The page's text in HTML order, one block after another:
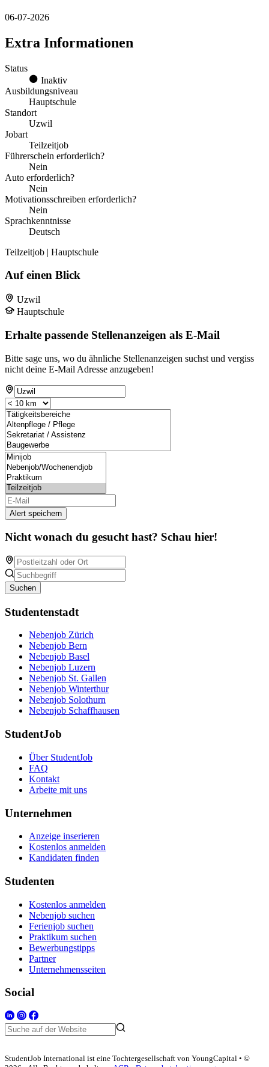
06-07-2026
Extra Informationen
Status
Inaktiv
Ausbildungsniveau
Hauptschule
Standort
Uzwil
Jobart
Teilzeitjob
Führerschein erforderlich?
Nein
Auto erforderlich?
Nein
Motivationsschreiben erforderlich?
Nein
Sprachkenntnisse
Deutsch
Teilzeitjob | Hauptschule
Auf einen Blick
Uzwil
Hauptschule
Erhalte passende Stellenanzeigen als E-Mail
Bitte sage uns, wo du ähnliche Stellenanzeigen suchst und vergiss
nicht deine E-Mail Adresse anzugeben!
Alert speichern
Nicht wonach du gesucht hast? Schau hier!
Suchen
Studentenstadt
Nebenjob Zürich
Nebenjob Bern
Nebenjob Basel
Nebenjob Luzern
Nebenjob St. Gallen
Nebenjob Winterthur
Nebenjob Solothurn
Nebenjob Schaffhausen
StudentJob
Über StudentJob
FAQ
Kontakt
Arbeite mit uns
Unternehmen
Anzeige inserieren
Kostenlos anmelden
Kandidaten finden
Studenten
Kostenlos anmelden
Nebenjob suchen
Ferienjob suchen
Praktikum suchen
Bewerbungstipps
Partner
Unternehmensseiten
Social
StudentJob International ist eine Tochtergesellschaft von YoungCapital • ©